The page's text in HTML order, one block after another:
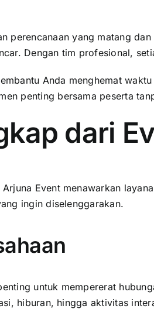
perencanaan yang matang
Dengan tim profesional,
Anda menghemat
penting bersama peserta
dari
Event menawarkan
ingin diselenggarakan.
untuk mempererat
hiburan, hingga aktivitas